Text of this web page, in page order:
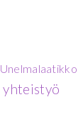
Unelmalaatikko
yhteistyö